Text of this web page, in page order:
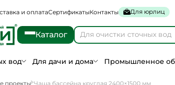
и оплатаСертификатыКонтакты Для юрлиц
Каталог
вод Для дачи и дома Промышленное
проекты Чаша бассейна круглая 2400×1500 мм